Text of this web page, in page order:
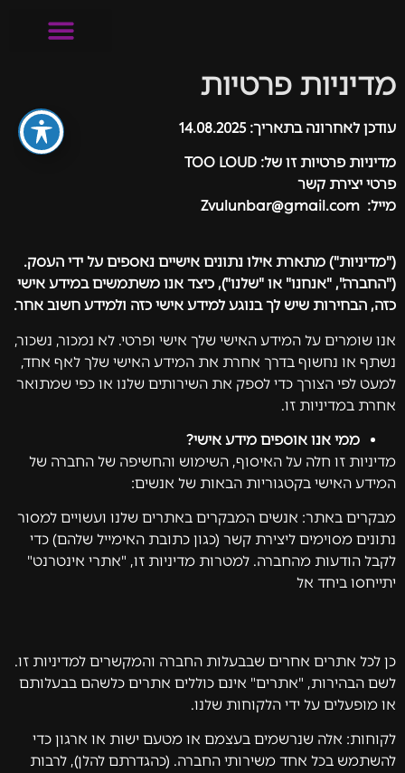
מדיניות פרטיות
עודכן לאחרונה בתאריך: 14.08.2025
מדיניות פרטיות זו של: TOO LOUD
פרטי יצירת קשר
מייל: Zvulunbar@gmail.com
("מדיניות") מתארת אילו נתונים אישיים נאספים על ידי העסק.
("החברה", "אנחנו" או "שלנו"), כיצד אנו משתמשים במידע אישי
כזה, הבחירות שיש לך בנוגע למידע אישי כזה ולמידע חשוב אחר.
אנו שומרים על המידע האישי שלך אישי ופרטי. לא נמכור, נשכור,
נשתף או נחשוף בדרך אחרת את המידע האישי שלך לאף אחד,
למעט לפי הצורך כדי לספק את השירותים שלנו או כפי שמתואר
אחרת במדיניות זו.
ממי אנו אוספים מידע אישי?
מדיניות זו חלה על האיסוף, השימוש והחשיפה של החברה של
המידע האישי בקטגוריות הבאות של אנשים:
מבקרים באתר: אנשים המבקרים באתרים שלנו ועשויים למסור
נתונים מסוימים ליצירת קשר (כגון כתובת האימייל שלהם) כדי
לקבל הודעות מהחברה. למטרות מדיניות זו, "אתרי אינטרנט"
יתייחסו ביחד אל
כן לכל אתרים אחרים שבבעלות החברה והמקשרים למדיניות זו.
לשם הבהירות, "אתרים" אינם כוללים אתרים כלשהם בבעלותם
או מופעלים על ידי הלקוחות שלנו.
לקוחות: אלה שנרשמים בעצמם או מטעם ישות או ארגון כדי
להשתמש בכל אחד משירותי החברה. (כהגדרתם להלן), לרבות